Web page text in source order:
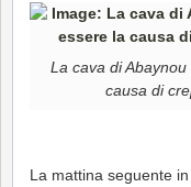
La cava di
causa di
La mattina seguente